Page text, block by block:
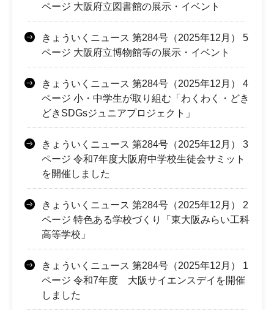
ページ 大阪府立図書館の展示・イベント
きょういくニュース 第284号（2025年12月） 5
ページ 大阪府立博物館等の展示・イベント
きょういくニュース 第284号（2025年12月） 4
ページ 小・中学生が取り組む「わくわく・どき
どきSDGsジュニアプロジェクト」
きょういくニュース 第284号（2025年12月） 3
ページ 令和7年度大阪府中学校生徒会サミット
を開催しました
きょういくニュース 第284号（2025年12月） 2
ページ 特色ある学校づくり「東大阪みらい工科
高等学校」
きょういくニュース 第284号（2025年12月） 1
ページ 令和7年度 大阪サイエンスデイを開催
しました